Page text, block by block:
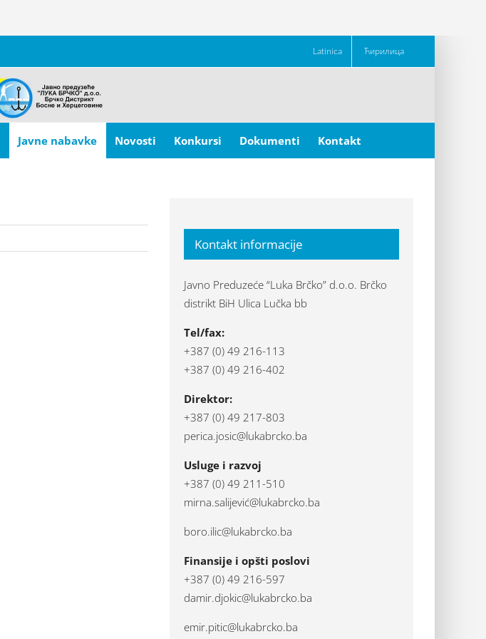
Latinica Ћирилица
Javne nabavke Novosti Konkursi Dokumenti Kontakt
Kontakt informacije
Javno Preduzeće “Luka Brčko” d.o.o. Brčko
distrikt BiH Ulica Lučka bb
Tel/fax:
+387 (0) 49 216-113
+387 (0) 49 216-402
Direktor:
+387 (0) 49 217-803
perica.josic@lukabrcko.ba
Usluge i razvoj
+387 (0) 49 211-510
mirna.salijević@lukabrcko.ba
boro.ilic@lukabrcko.ba
Finansije i opšti poslovi
+387 (0) 49 216-597
damir.djokic@lukabrcko.ba
emir.pitic@lukabrcko.ba